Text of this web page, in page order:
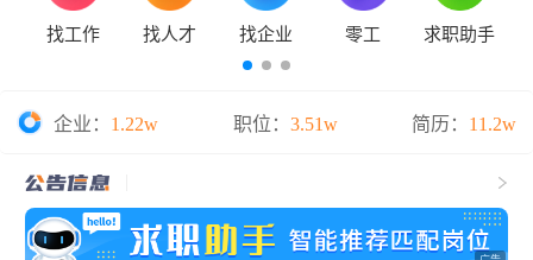
找工作 找人才 找企业 零工 求职助手
企业： 1.22w 职位： 3.51w 简历： 11.2w